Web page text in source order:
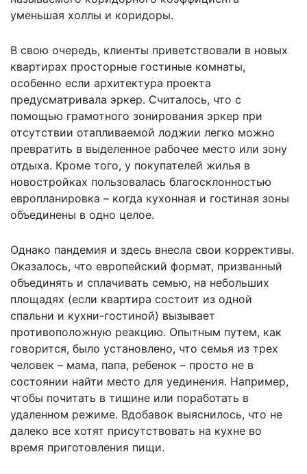
уменьшая холлы и коридоры.
В свою очередь, клиенты приветствовали в новых
квартирах просторные гостиные комнаты,
особенно если архитектура проекта
предусматривала эркер. Считалось, что с
помощью грамотного зонирования эркер при
отсутствии отапливаемой лоджии легко можно
превратить в выделенное рабочее место или зону
отдыха. Кроме того, у покупателей жилья в
новостройках пользовалась благосклонностью
европланировка – когда кухонная и гостиная зоны
объединены в одно целое.
Однако пандемия и здесь внесла свои коррективы.
Оказалось, что европейский формат, призванный
объединять и сплачивать семью, на небольших
площадях (если квартира состоит из одной
спальни и кухни-гостиной) вызывает
противоположную реакцию. Опытным путем, как
говорится, было установлено, что семья из трех
человек – мама, папа, ребенок – просто не в
состоянии найти место для уединения. Например,
чтобы почитать в тишине или поработать в
удаленном режиме. Вдобавок выяснилось, что не
далеко все хотят присутствовать на кухне во
время приготовления пищи.